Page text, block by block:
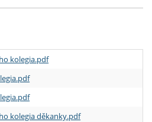
kolegia.pdf
kolegia děkanky.pdf